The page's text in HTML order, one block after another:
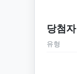
당첨
유형